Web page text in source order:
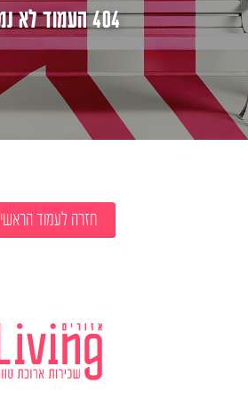
404 העמוד לא נמצא
חזרה לעמוד הראשי